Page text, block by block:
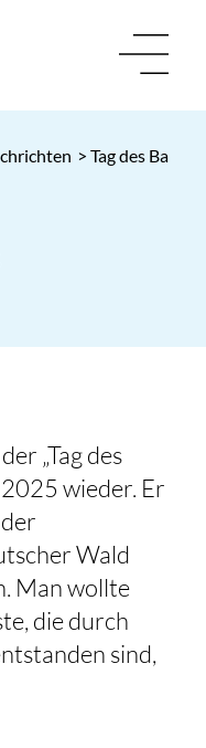
> Tag des
„Tag des
wieder. Er
Wald
Man wollte
die durch
sind,